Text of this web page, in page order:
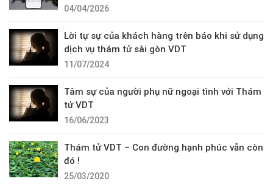
04/04/2026
Lời tự sự của khách hàng trên báo khi sử dụng
dịch vụ thám tử sài gòn VDT
11/07/2024
Tâm sự của người phụ nữ ngoại tình với Thám
tử VDT
16/06/2023
Thám tử VDT – Con đường hạnh phúc vẫn còn
đó !
25/03/2020